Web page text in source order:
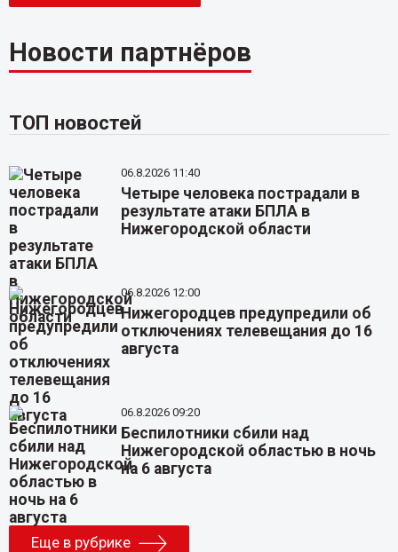
Новости партнёров
ТОП новостей
06.8.2026 11:40
Четыре человека пострадали в
результате атаки БПЛА в
Нижегородской области
06.8.2026 12:00
Нижегородцев предупредили об
отключениях телевещания до 16
августа
06.8.2026 09:20
Беспилотники сбили над
Нижегородской областью в ночь
на 6 августа
Еще в рубрике